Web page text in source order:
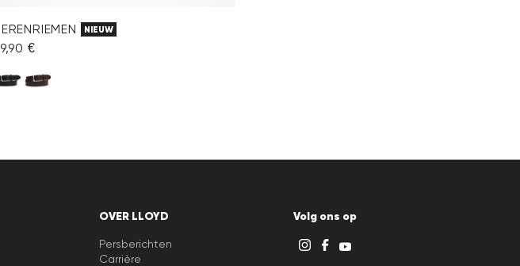
NIEUW
€
OVER LLOYD
Persberichten
Carrière
Volg ons op